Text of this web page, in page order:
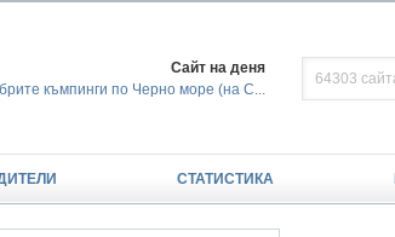
Сайт на деня
къмпинги по Черно море (на С...
СТАТИСТИКА